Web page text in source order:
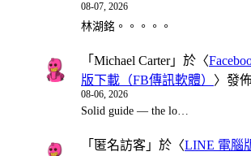
08-07, 2026
林湖銘。。。。。
「 Michael Carter」於〈
版下載（FB傳訊軟體） 〉發
08-06, 2026
Solid guide — the lo…
「 匿名訪客 」於〈LINE 電腦